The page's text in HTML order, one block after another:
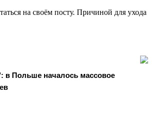
на своём посту. Причиной для ухода
в Польше началось массовое